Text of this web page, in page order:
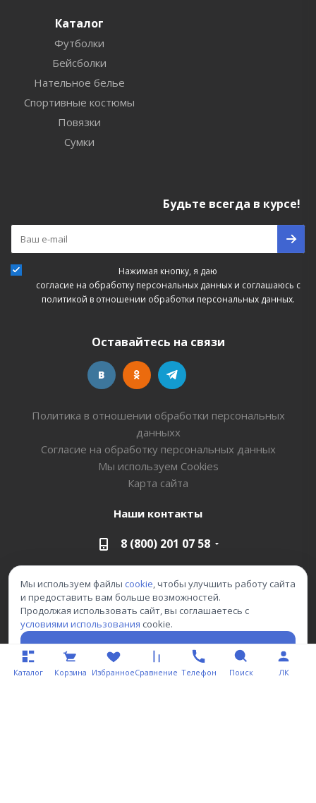
Каталог
Футболки
Бейсболки
Нательное белье
Спортивные костюмы
Повязки
Сумки
Будьте всегда в курсе!
Нажимая кнопку, я даю
согласие на обработку персональных данныхи соглашаюсь с
политикой в отношении обработки персональных данных.
Оставайтесь на связи
Политика в отношении обработки персональных
данныхх
Согласие на обработку персональных данных
Мы используем Cookies
Карта сайта
Наши контакты
8 (800) 201 07 58
info@stuff-textile.ru
г. Москва, ул. Угрешская д. 14, стр. 2, офис 222
ИНН: 9724198802
ОГРН: 1247700540603
Заказать звонок
Мы используем файлы cookie, чтобы улучшить работу сайта
и предоставить вам больше возможностей.
Продолжая использовать сайт, вы соглашаетесь с
условиями использования cookie.
Принять
Каталог Корзина ИзбранноеСравнение Телефон Поиск ЛК